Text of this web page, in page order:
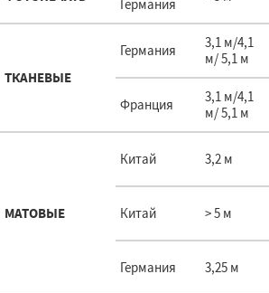
Германия
ТКАНЕВЫЕ
Германия
3,1 м/4,1
м/ 5,1 м
Франция
3,1 м/4,1
м/ 5,1 м
МАТОВЫЕ
Китай 3,2 м
Китай > 5 м
Германия 3,25 м